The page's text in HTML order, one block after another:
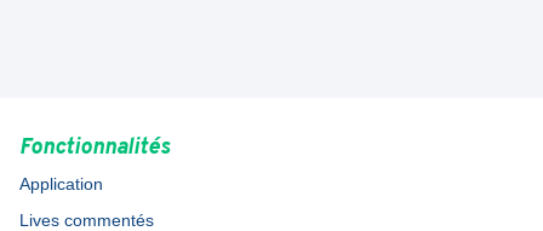
Fonctionnalités
Application
Lives commentés